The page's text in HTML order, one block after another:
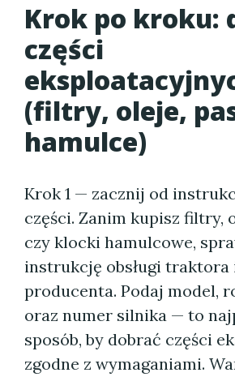
Krok po kroku:
części
(filtry, oleje,
hamulce)
Krok 1 — zacznij od
części. Zanim kupisz filtry,
czy klocki hamulcowe,
instrukcję obsługi traktora
producenta. Podaj model,
oraz numer silnika — to
sposób, by dobrać części
zgodne z wymaganiami.